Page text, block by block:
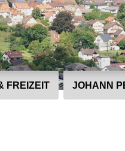
FREIZEIT JOHANN